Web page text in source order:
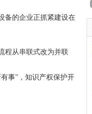
的企业正抓紧建设在
从串联式改为并联
事”，知识产权保护开